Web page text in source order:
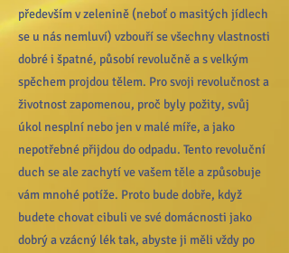
především v zelenině (neboť o masitých jídlech
se u nás nemluví) vzbouří se všechny vlastnosti
dobré i špatné, působí revolučně a s velkým
spěchem projdou tělem. Pro svoji revolučnost a
životnost zapomenou, proč byly požity, svůj
úkol nesplní nebo jen v malé míře, a jako
nepotřebné přijdou do odpadu. Tento revoluční
duch se ale zachytí ve vašem těle a způsobuje
vám mnohé potíže. Proto bude dobře, když
budete chovat cibuli ve své domácnosti jako
dobrý a vzácný lék tak, abyste ji měli vždy po